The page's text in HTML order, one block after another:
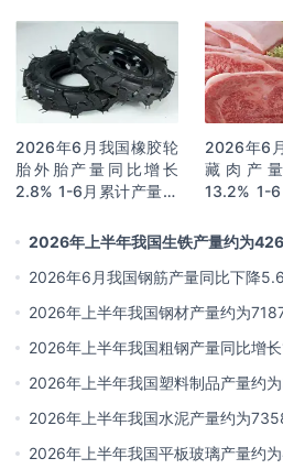
2026年6月我国橡胶轮
胎外胎产量同比增长
2.8% 1-6月累计产量同
2026年6
藏肉产
13.2% 1-
2026年上半年我国生铁产量约为
比下降2.8% 其中河北产量占比22.7%
2026年6月我国钢筋产量同比下降
计产量同比下降10.7%
2026年上半年我国钢材产量约为
比下降0.9% 其中河北以超亿吨产量
2026年上半年我国粗钢产量同比增
河北产量占比21.5%位居首位
2026年上半年我国塑料制品产量约
其中江苏、浙江产量分别占比18.9%
2026年上半年我国水泥产量约为
比下降8% 其中广东、浙江和安徽分
2026年上半年我国平板玻璃产量约